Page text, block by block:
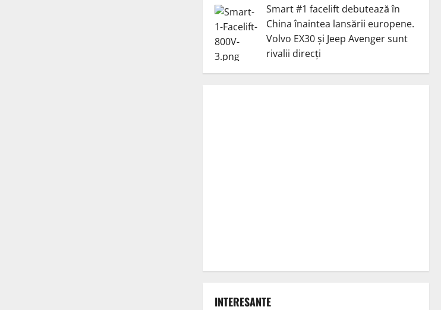
Smart #1 facelift debutează în
China înaintea lansării europene.
Volvo EX30 și Jeep Avenger sunt
rivalii direcți
INTERESANTE